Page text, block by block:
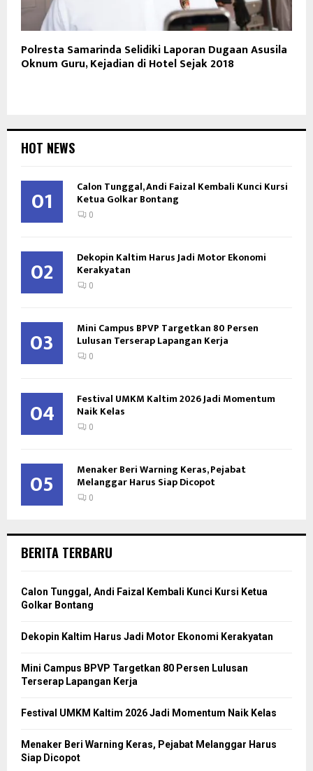
Polresta Samarinda Selidiki Laporan Dugaan Asusila
Oknum Guru, Kejadian di Hotel Sejak 2018
HOT NEWS
01 Calon Tunggal, Andi Faizal Kembali Kunci Kursi
Ketua Golkar Bontang
0
02 Dekopin Kaltim Harus Jadi Motor Ekonomi
Kerakyatan
0
03 Mini Campus BPVP Targetkan 80 Persen
Lulusan Terserap Lapangan Kerja
0
04 Festival UMKM Kaltim 2026 Jadi Momentum
Naik Kelas
0
05 Menaker Beri Warning Keras, Pejabat
Melanggar Harus Siap Dicopot
0
BERITA TERBARU
Calon Tunggal, Andi Faizal Kembali Kunci Kursi Ketua
Golkar Bontang
Dekopin Kaltim Harus Jadi Motor Ekonomi Kerakyatan
Mini Campus BPVP Targetkan 80 Persen Lulusan
Terserap Lapangan Kerja
Festival UMKM Kaltim 2026 Jadi Momentum Naik Kelas
Menaker Beri Warning Keras, Pejabat Melanggar Harus
Siap Dicopot